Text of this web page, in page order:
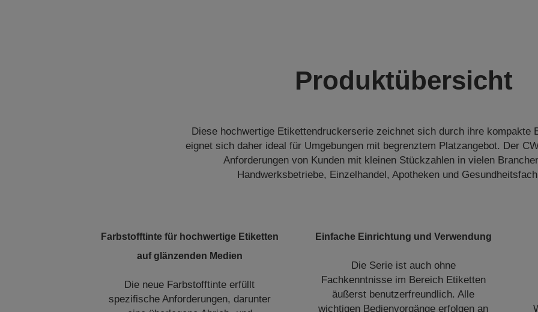
Produktübersicht
Diese hochwertige Etikettendruckerserie zeichnet sich durch ihre kompakte
eignet sich daher ideal für Umgebungen mit begrenztem Platzangebot. Der
Anforderungen von Kunden mit kleinen Stückzahlen in vielen
Handwerksbetriebe, Einzelhandel, Apotheken und
Farbstofftinte für hochwertige Etiketten
auf glänzenden Medien
Die neue Farbstofftinte erfüllt
spezifische Anforderungen, darunter
Einfache Einrichtung und Verwendung
Die Serie ist auch ohne
Fachkenntnisse im Bereich Etiketten
äußerst benutzerfreundlich. Alle
wichtigen Bedienvorgänge erfolgen an